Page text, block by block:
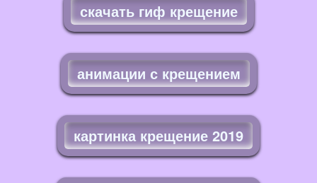
скачать гиф крещение
анимации с крещением
картинка крещение 2019